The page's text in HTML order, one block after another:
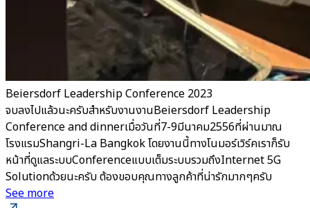
Beiersdorf Leadership Conference 2023
จบลงไปแล้วนะครับสำหรับงานงานBeiersdorf Leadership
Conference and dinnerเมื่อวันที่7-9มีนาคม2556ที่ผ่านมาณ
โรงแรมShangri-La Bangkok โดยงานนี้ทางโนมอร์เวิร์คเราก็รับ
หน้าที่ดูแลระบบConferenceแบบเต็มระบบรวมถึงInternet 5G
Solutionด้วยนะครับ ต้องขอบคุณทางลูกค้าที่น่ารักมากๆครับ
See more